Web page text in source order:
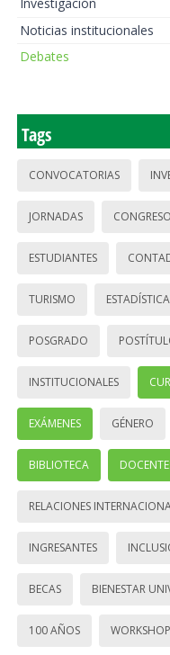
Investigación
Noticias institucionales
Debates
Tags
CONVOCATORIAS
JORNADAS
ESTUDIANTES
TURISMO ESTADÍSTICA
POSGRADO
INSTITUCIONALES
EXÁMENES GÉNERO
BIBLIOTECA
RELACIONES
INGRESANTES
BECAS BIENESTAR
100 AÑOS WORKSHOP